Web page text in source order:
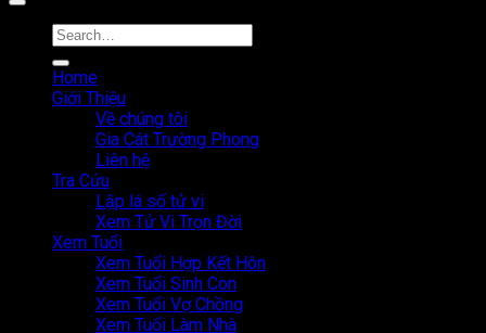
Home
Giới Thiệu
Về chúng tôi
Gia Cát Trường Phong
Liên hệ
Tra Cứu
Lập lá số tử vi
Xem Tử Vi Trọn Đời
Xem Tuổi
Xem Tuổi Hợp Kết Hôn
Xem Tuổi Sinh Con
Xem Tuổi Vợ Chồng
Xem Tuổi Làm Nhà